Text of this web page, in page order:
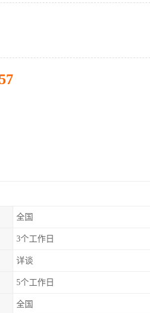
全国
3个工作日
详谈
5个工作日
全国